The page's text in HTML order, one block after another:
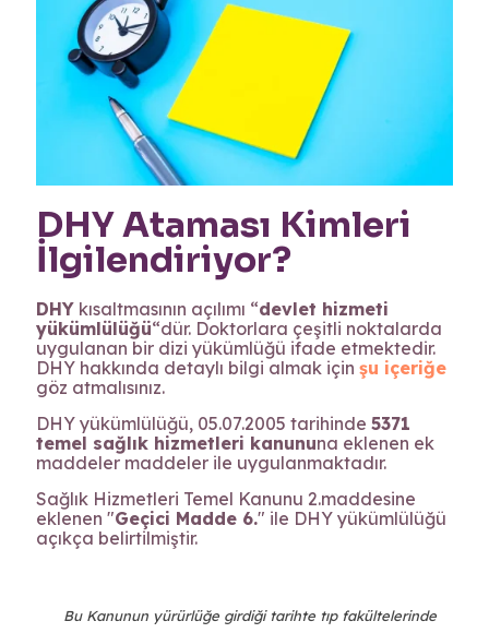
DHY Ataması Kimleri
İlgilendiriyor?
DHY kısaltmasının açılımı “devlet hizmeti
yükümlülüğü“dür. Doktorlara çeşitli noktalarda
uygulanan bir dizi yükümlüğü ifade etmektedir.
DHY hakkında detaylı bilgi almak için şu içeriğe
göz atmalısınız.
DHY yükümlülüğü, 05.07.2005 tarihinde 5371
temel sağlık hizmetleri kanununa eklenen ek
maddeler maddeler ile uygulanmaktadır.
Sağlık Hizmetleri Temel Kanunu 2.maddesine
eklenen "Geçici Madde 6." ile DHY yükümlülüğü
açıkça belirtilmiştir.
Bu Kanunun yürürlüğe girdiği tarihte tıp fakültelerinde